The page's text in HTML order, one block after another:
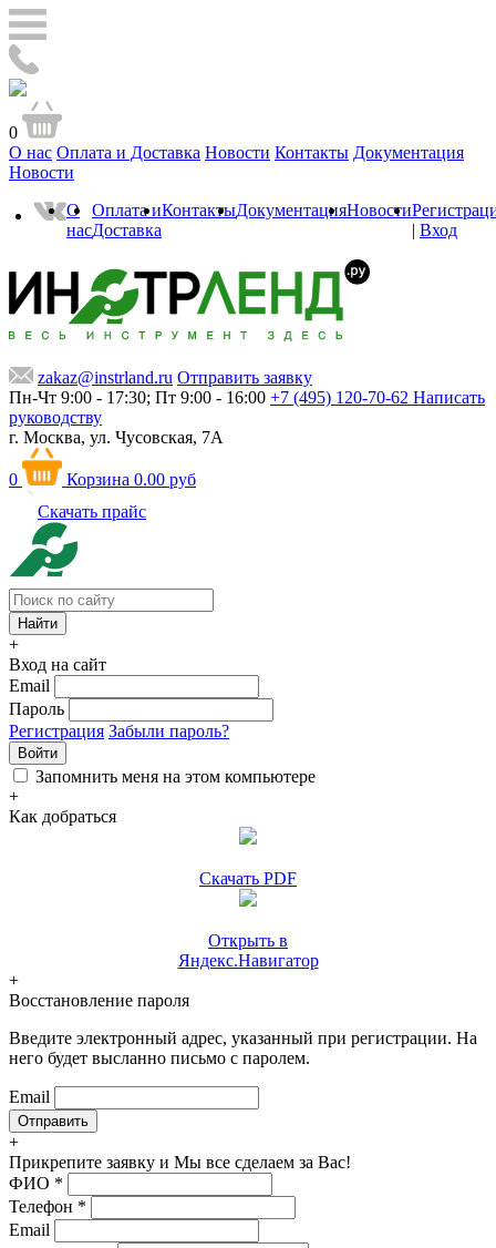
0
О нас Оплата и Доставка Новости Контакты Документация
Новости
О
нас
Оплата и
Доставка
КонтактыДокументацияНовости
| Вход
zakaz@instrland.ru Отправить заявку
Пн-Чт 9:00 - 17:30; Пт 9:00 - 16:00 +7 (495) 120-70-62 Написать
руководству
г. Москва, ул. Чусовская, 7А
0 Корзина 0.00 руб
Скачать прайс
+
Вход на сайт
Email
Пароль
Регистрация Забыли пароль?
Войти
Запомнить меня на этом компьютере
+
Как добраться
Скачать PDF
Открыть в
Яндекс.Навигатор
+
Восстановление пароля
Введите электронный адрес, указанный при регистрации. На
него будет высланно письмо с паролем.
Email
+
Прикрепите заявку и Мы все сделаем за Вас!
ФИО *
Телефон *
Email